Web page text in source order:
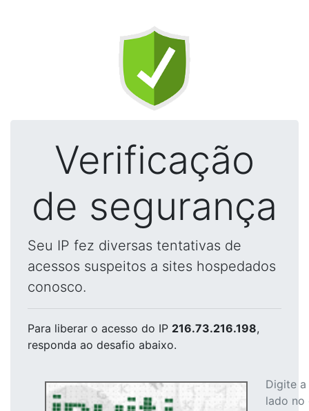
Verificação
de segurança
Seu IP fez diversas tentativas de
acessos suspeitos a sites hospedados
conosco.
Para liberar o acesso do IP 216.73.216.198,
responda ao desafio abaixo.
Digite
lado no